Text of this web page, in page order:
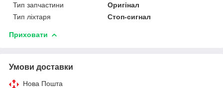
Тип запчастини
Оригінал
Тип ліхтаря
Стоп-сигнал
Приховати
Умови доставки
Нова Пошта